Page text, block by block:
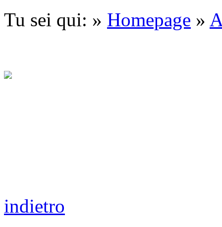
Tu sei qui: » Homepage »
indietro